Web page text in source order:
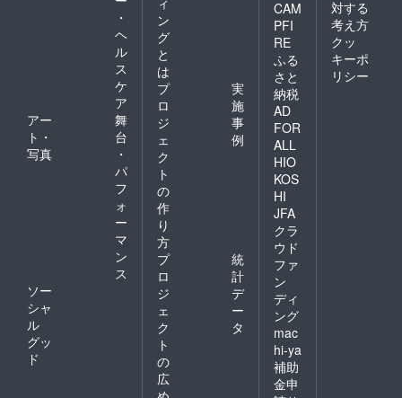
・
ヘ
ル
ス
ケ
ア
アー
ト・
写真
舞
台
・
パ
フ
ォ
ー
マ
ン
ス
ソー
シャ
ル
グッ
ド
ン
グ
と
は
プ
ロ
ジ
ェ
ク
ト
の
作
り
方
実
施
事
例
プ
ロ
ジ
ェ
ク
ト
の
広
統
計
デ
ー
タ
CAM
PFI
RE
ふる
さと
納税
AD
FOR
ALL
HIO
KOS
HI
JFA
クラ
ウド
ファ
ン
ディ
ング
mac
hi-ya
補助
金申
対する
考え方
クッ
キーポ
リシー